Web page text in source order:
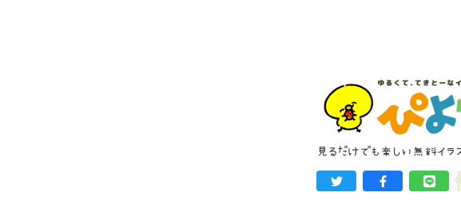
見るだけでも楽しい無料イラ